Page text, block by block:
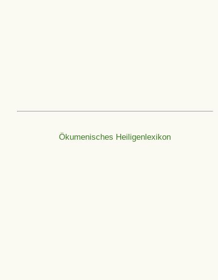
Ökumenisches Heiligenlexikon